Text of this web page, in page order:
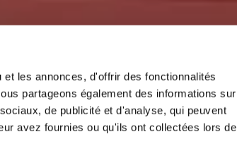
les annonces, d'offrir des fonctionnalités
partageons également des informations sur
de publicité et d'analyse, qui peuvent
avez fournies ou qu'ils ont collectées lors de